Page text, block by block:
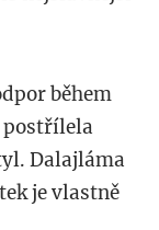
během
Dalajláma
je vlastně